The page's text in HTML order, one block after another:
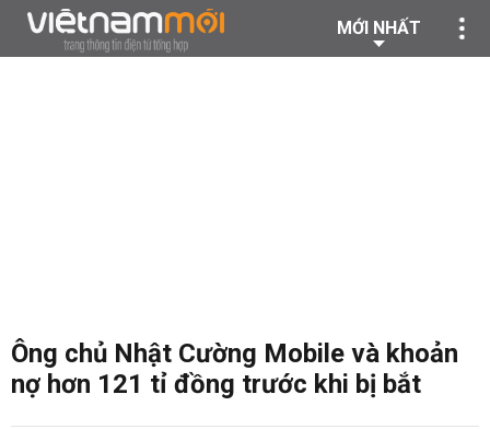
MỚI NHẤT
Ông chủ Nhật Cường Mobile và khoản
nợ hơn 121 tỉ đồng trước khi bị bắt